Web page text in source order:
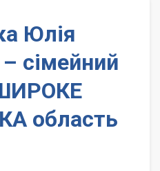
Юлія
сімейний
область